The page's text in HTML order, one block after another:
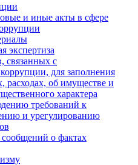
и иные акты в сфере
экспертиза
связанных с
для заполнения
расходах, об имуществе и
характера
требований к
и урегулированию
сообщений о фактах